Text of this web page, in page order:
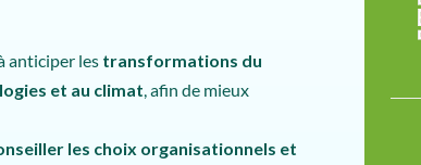
anticiper les transformations du
et au climat , afin de mieux
les choix organisationnels et